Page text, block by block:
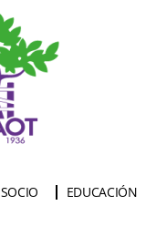
SOCIO EDUCACIÓN